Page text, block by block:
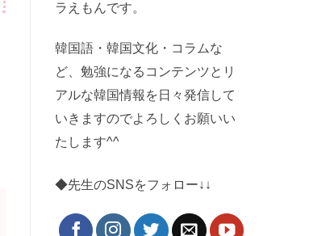
ラえもんです。
韓国語・韓国文化・コラムな
ど、勉強になるコンテンツとリ
アルな韓国情報を日々発信して
いきますのでよろしくお願いい
たします^^
◆先生のSNSをフォロー↓↓